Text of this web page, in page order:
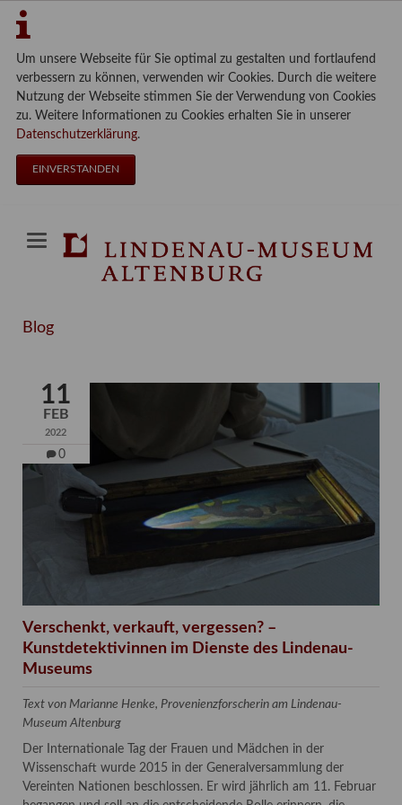
Um unsere Webseite für Sie optimal zu gestalten und fortlaufend
verbessern zu können, verwenden wir Cookies. Durch die weitere
Nutzung der Webseite stimmen Sie der Verwendung von Cookies
zu. Weitere Informationen zu Cookies erhalten Sie in unserer
Datenschutzerklärung.
EINVERSTANDEN
Blog
11
FEB
2022
0
Verschenkt, verkauft, vergessen? –
Kunstdetektivinnen im Dienste des Lindenau-
Museums
Text von Marianne Henke, Provenienzforscherin am Lindenau-
Museum Altenburg
Der Internationale Tag der Frauen und Mädchen in der
Wissenschaft wurde 2015 in der Generalversammlung der
Vereinten Nationen beschlossen. Er wird jährlich am 11. Februar